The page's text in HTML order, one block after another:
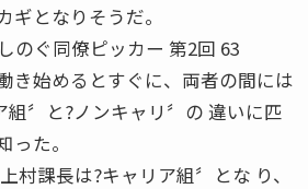
ギとなりそうだ。
のぐ同僚ピッカー 第2回 63
き始めるとすぐに、両者の間には
組〞と?ノンキャリ〞の 違いに匹
た。
村課長は?キャリア組〞とな り、